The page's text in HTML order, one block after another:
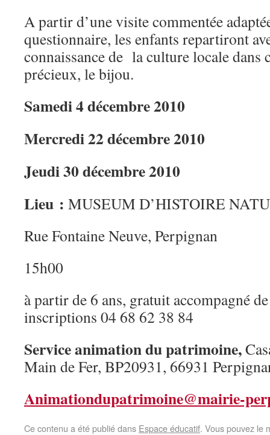
A partir d’une visite commentée
questionnaire, les enfants repartiront
connaissance de la culture locale dans
précieux, le bijou.
Samedi 4 décembre 2010
Mercredi 22 décembre 2010
Jeudi 30 décembre 2010
Lieu : MUSEUM D’HISTOIRE
Rue Fontaine Neuve, Perpignan
15h00
à partir de 6 ans, gratuit accompagné
inscriptions 04 68 62 38 84
Service animation du patrimoine,
Main de Fer, BP20931, 66931
Animationdupatrimoine@mairie-
Ce contenu a été publié dans Espace éducatif. Vous pouvez le